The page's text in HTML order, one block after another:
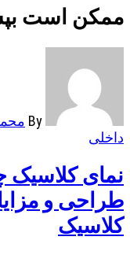
ممکن است
داخلی
نمای
طراحی و
کلاسیک